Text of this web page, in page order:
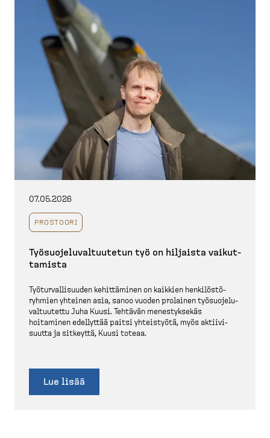
07.05.2026
PROSTOORI
Työsuo­je­lu­val­tuutetun työ on hiljaista vaikut­
tamista
Työtur­val­li­suuden kehittäminen on kaikkien henkilös­tö­
ryhmien yhteinen asia, sanoo vuoden prolainen työsuo­je­lu­
val­tuutettu Juha Kuusi. Tehtävän menestyksekäs
hoitaminen edellyttää paitsi yhteistyötä, myös aktiivi­
suutta ja sitkeyttä, Kuusi toteaa.
Lue lisää